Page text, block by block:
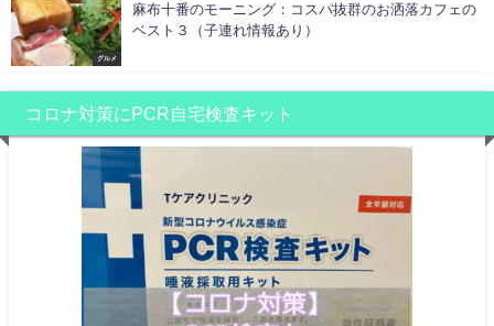
グルメ
麻布十番のモーニング：コスパ抜群のお洒落カフェの
ベスト３（子連れ情報あり）
コロナ対策にPCR自宅検査キット